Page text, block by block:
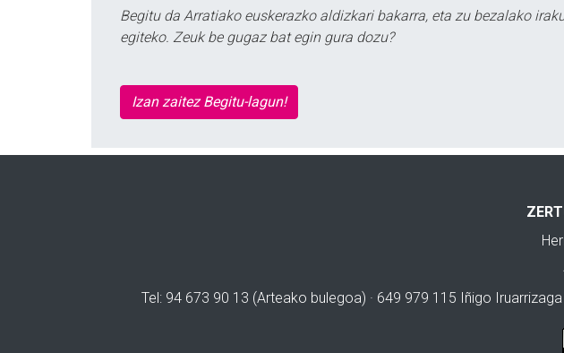
Begitu da Arratiako euskerazko aldizkari bakarra, eta zu bezalako
egiteko. Zeuk be gugaz bat egin gura dozu?
Izan zaitez Begitu-lagun!
Tel: 94 673 90 13 (Arteako bulegoa) · 649 979 115 Iñigo